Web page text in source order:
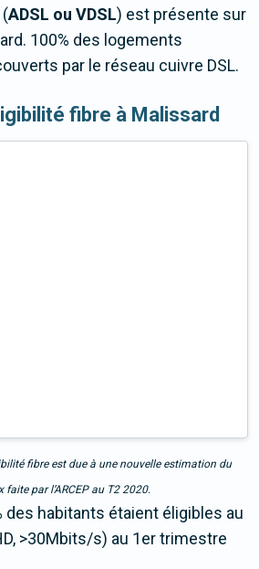
ADSL ou VDSL) est présente sur
100% des logements
par le réseau cuivre DSL.
fibre à Malissard
fibre est due à une nouvelle estimation du
par l’ARCEP au T2 2020.
des habitants étaient éligibles au
>30Mbits/s) au 1er trimestre